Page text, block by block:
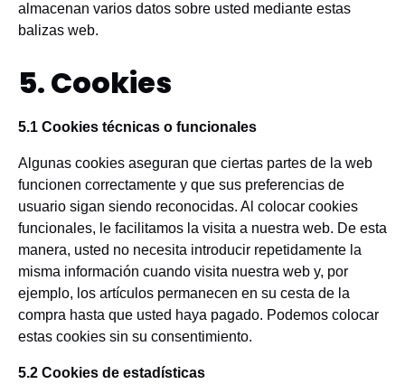
almacenan varios datos sobre usted mediante estas
balizas web.
5. Cookies
5.1 Cookies técnicas o funcionales
Algunas cookies aseguran que ciertas partes de la web
funcionen correctamente y que sus preferencias de
usuario sigan siendo reconocidas. Al colocar cookies
funcionales, le facilitamos la visita a nuestra web. De esta
manera, usted no necesita introducir repetidamente la
misma información cuando visita nuestra web y, por
ejemplo, los artículos permanecen en su cesta de la
compra hasta que usted haya pagado. Podemos colocar
estas cookies sin su consentimiento.
5.2 Cookies de estadísticas